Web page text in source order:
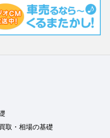
取・相場の基礎